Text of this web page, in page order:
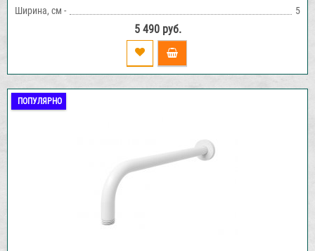
Ширина, см - 5
5 490 руб.
ПОПУЛЯРНО